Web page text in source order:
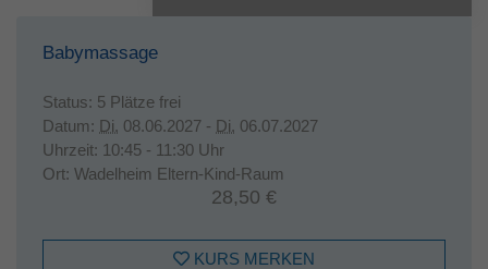
Babymassage
Status: 5 Plätze frei
Datum: Di. 08.06.2027 - Di. 06.07.2027
Uhrzeit: 10:45 - 11:30 Uhr
Ort: Wadelheim Eltern-Kind-Raum
28,50 €
KURS MERKEN